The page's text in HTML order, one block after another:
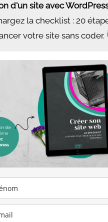
d'un site avec
la checklist : 20
votre site sans coder.